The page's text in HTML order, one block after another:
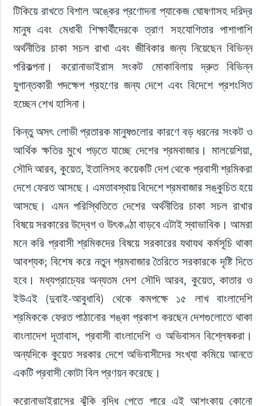
টিকিয়ে রাখতে বিশাল অঙ্কের প্রণোদনা প্যাকেজ ঘোষণাসহ দরিদ্র
মানুষ এবং মেধাবী শিক্ষার্থীদেরকে ত্রাণ সহযোগিতার পাশাপাশি
অর্থনীতির চাকা সচল রাখা এবং জীবিকার জন্য নিয়েছেন বিভিন্ন
পরিকল্পনা। করোনাভাইরাস সংকট মোকাবিলায় দ্রুত বিভিন্ন
যুগান্তকারী পদক্ষেপ গ্রহণের জন্য দেশে এবং বিদেশে প্রশংসিত
হচ্ছেন শেখ হাসিনা।
কিন্তু অসৎ লোভী প্রতারক মানুষগুলোর কারণে বড় ধরনের সংকট ও
আর্থিক ক্ষতির মুখে পড়তে যাচ্ছে দেশের শ্রমবাজার। মালয়েশিয়া,
সৌদি আরব, কুয়েত, ইতালিসহ কয়েকটি দেশ থেকে প্রবাসী শ্রমিকরা
দেশে ফেরত আসছে। এমতাবস্থায় বিদেশে শ্রমবাজার সঙ্কুচিত হয়ে
আসছে। এমন পরিস্থিতিতে দেশের অর্থনীতির চাকা সচল রাখার
বিষয়ে সরকারের উদ্বেগ ও উৎকণ্ঠা বাড়বে এটাই স্বাভাবিক। আমরা
মনে করি প্রবাসী শ্রমিকদের বিষয়ে সরকারের যথাযথ কর্মসূচি থাকা
আবশ্যক; বিশেষ করে নতুন শ্রমবাজার তৈরিতে সরকারকে দৃষ্টি দিতে
হবে। মধ্যপ্রাচ্যের অন্যতম দেশ সৌদি আরব, কুয়েত, কাতার ও
ইউএই (দুবাই-আবুধাবি) থেকে কমপক্ষে ১৫ লাখ বাংলাদেশি
শ্রমিককে ফেরত পাঠানোর শঙ্কা প্রকাশ করছেন দেশগুলোতে থাকা
বাংলাদেশ দূতাবাস, প্রবাসী বাংলাদেশি ও অভিবাসন বিশ্লেষকরা।
অন্যদিকে কুয়েত সরকার দেশে অভিবাসীদের সংখ্যা কমিয়ে আনতে
একটি প্রবাসী কোটা বিল প্রণয়ন করেছে।
করোনাভাইরাসের ঝুঁকি বৃদ্ধি পেতে পারে এই আশংকায় কোনো